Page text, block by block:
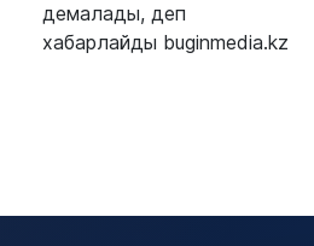
демалады, деп
хабарлайды buginmedia.kz